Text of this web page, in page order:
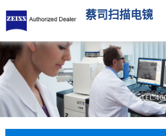
蔡司扫描电镜